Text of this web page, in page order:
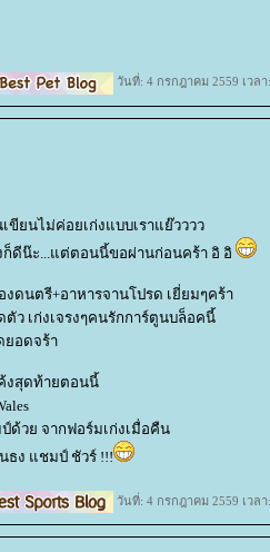
วันที่: 4 กรกฎาคม 2559 เวล
ยนไม่ค่อยเก่งแบบเราแย๊วววว
ดีน๊ะ...แต่ตอนนี้ขอผ่านก่อนคร้า อิ อิ
ดนตรี+อาหารจานโปรด เยี่ยมๆคร้า
เก่งเจรงๆคนรักการ์ตูนบล็อคนี้
ยอดจร้า
งสุดท้ายตอนนี้
วย จากฟอร์มเก่งเมื่อคืน
ธง แชมป์ ชัวร์ !!!
วันที่: 4 กรกฎาคม 2559 เวล